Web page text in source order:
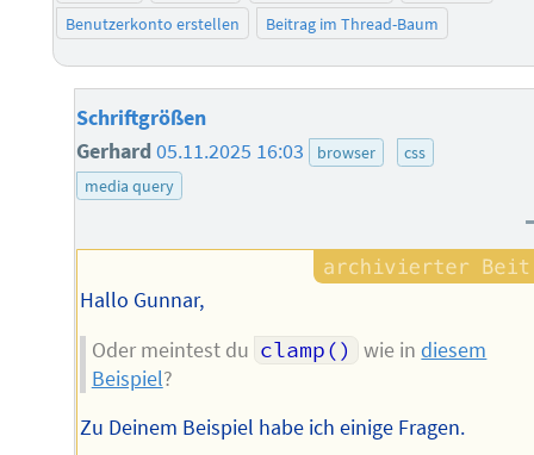
Benutzerkonto erstellen
Beitrag im Thread-Baum
Schriftgrößen
Gerhard05.11.2025 16:03 browser
css
media query
Hallo Gunnar,
Oder meintest du clamp() wie indiesem
Beispiel?
Zu Deinem Beispiel habe ich einige Fragen.